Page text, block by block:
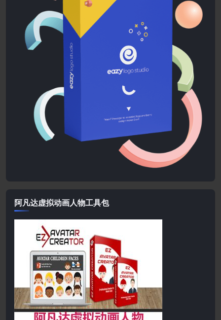
阿凡达虚拟动画人物工具包